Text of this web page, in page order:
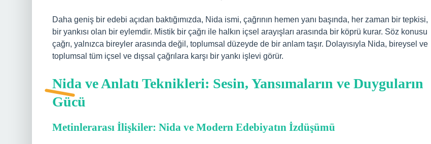
Daha geniş bir edebi açıdan baktığımızda, Nida ismi, çağrının hemen yanı başında, her zaman bir tepkisi,
bir yankısı olan bir eylemdir. Mistik bir çağrı ile halkın içsel arayışları arasında bir köprü kurar. Söz konusu
çağrı, yalnızca bireyler arasında değil, toplumsal düzeyde de bir anlam taşır. Dolayısıyla Nida, bireysel ve
toplumsal tüm içsel ve dışsal çağrılara karşı bir yankı işlevi görür.
Nida ve Anlatı Teknikleri: Sesin, Yansımaların ve Duyguların
Gücü
Metinlerarası İlişkiler: Nida ve Modern Edebiyatın İzdüşümü